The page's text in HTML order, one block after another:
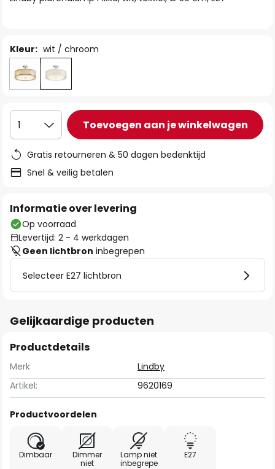
Kleur: wit / chroom
1 Toevoegen aan je winkelwagen
Gratis retourneren & 50 dagen bedenktijd
Snel & veilig betalen
Informatie over levering
Op voorraad
Levertijd: 2 - 4 werkdagen
Geen lichtbron inbegrepen
Selecteer E27 lichtbron
Gelijkaardige producten
Productdetails
Merk
Lindby
Artikel:
9620169
Productvoordelen
Dimbaar
Dimmer
niet
Lamp niet
inbegrepe
E27